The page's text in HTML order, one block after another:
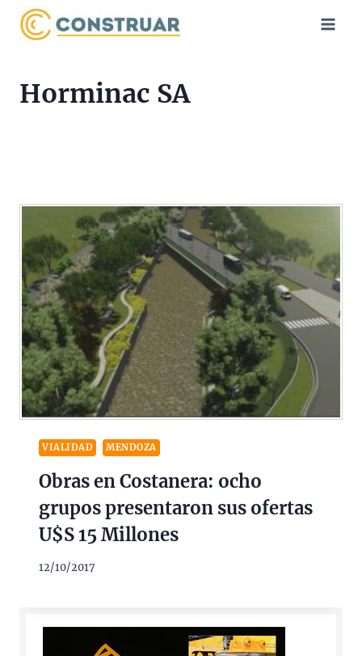
Saltar
Horminac SA
VIALIDAD MENDOZA
Obras en Costanera: ocho
grupos presentaron sus ofertas
U$S 15 Millones
12/10/2017